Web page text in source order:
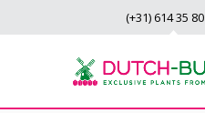
(+31) 614 35